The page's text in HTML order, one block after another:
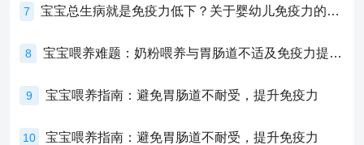
7 宝宝总生病就是免疫力低下？关于婴幼儿免疫力的真相，家长必须了解！
8 宝宝喂养难题：奶粉喂养与胃肠道不适及免疫力提升的奥秘
9 宝宝喂养指南：避免胃肠道不耐受，提升免疫力
10 宝宝喂养指南：避免胃肠道不耐受，提升免疫力